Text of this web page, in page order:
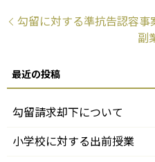
勾留に対する準抗告認容事
副
勾留請求却下について
小学校に対する出前授業